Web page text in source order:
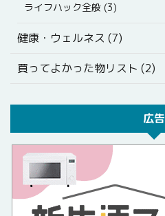
ライフハック全般 (3)
健康・ウェルネス (7)
買ってよかった物リスト (2)
広告